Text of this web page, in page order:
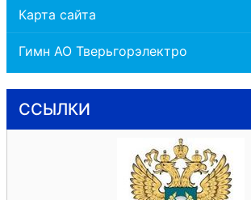
Карта сайта
Гимн АО Тверьгорэлектро
ССЫЛКИ